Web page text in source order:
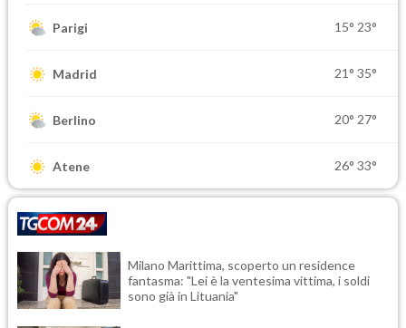
Parigi 15° 23°
Madrid 21° 35°
Berlino 20° 27°
Atene 26° 33°
Milano Marittima, scoperto un residence
fantasma: "Lei è la ventesima vittima, i soldi
sono già in Lituania"